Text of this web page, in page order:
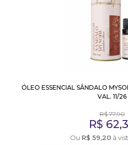
ÓLEO ESSENCIAL SÂNDALO
VAL. 11/26
R$77,90
R$
Ou R$ 59,20à